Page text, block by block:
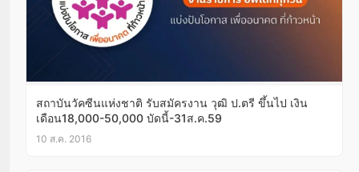
สถาบันวัคซีนแห่งชาติ รับสมัครงาน วุฒิ ป.ตรี ขึ้นไป เงิน
เดือน18,000-50,000 บัดนี้-31ส.ค.59
10 ส.ค. 2016